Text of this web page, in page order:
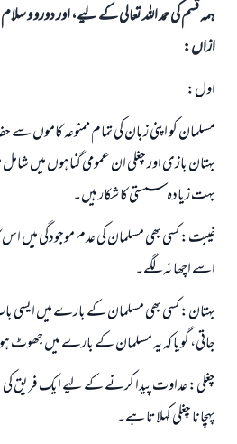
ہمہ قسم کی حمد اللہ تعالی کے لیے، اور دورو و
ازاں:
اول:
مسلمان کو اپنی زبان کی تمام ممنوعہ کاموں
بہتان بازی اور چغلی ان عمومی گناہوں میں
بہت زیادہ سستی کا شکار ہیں۔
غیبت: کسی بھی مسلمان کی عدم موجودگی میں اس
اسے اچھا نہ لگے۔
بہتان: کسی بھی مسلمان کے بارے میں ایسی
جاتی، گویا کہ یہ مسلمان کے بارے میں جھوٹ
چغلی: عداوت پیدا کرنے کے لیے ایک
پہچانا چغلی کہلاتا ہے۔